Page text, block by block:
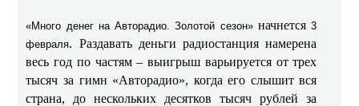
«Много денег на Авторадио. Золотой сезон»начнется3
февраля. Раздавать деньги радиостанция намерена
весь год по частям – выигрыш варьируется от трех
тысяч за гимн «Авторадио», когда его слышит вся
страна, до нескольких десятков тысяч рублей за